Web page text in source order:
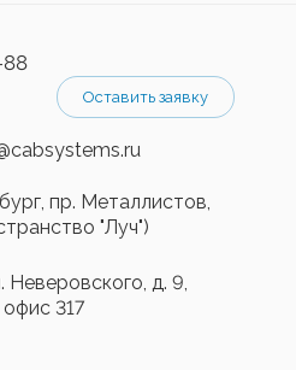
88
Оставить заявку
пр. Металлистов,
"Луч")
Неверовского, д. 9,
офис 317